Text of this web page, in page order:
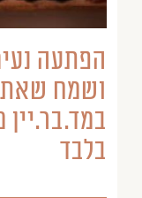
הפתעה
ושמח
במד.בר.יין
בלבד